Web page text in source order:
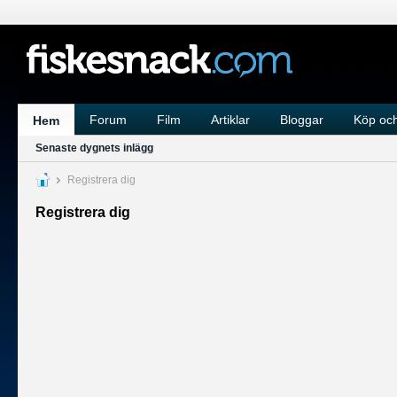
Hem Forum Film Artiklar Bloggar Köp
Senaste dygnets inlägg
Registrera dig
Registrera dig